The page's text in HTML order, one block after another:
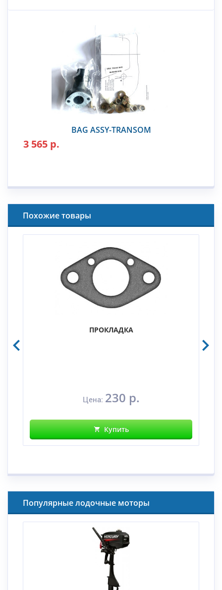
BAG ASSY-TRANSOM
3 565 р.
Похожие товары
ПРОКЛАДКА
Цена: 230 р.
Купить
Популярные лодочные моторы